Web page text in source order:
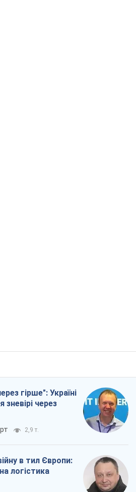
гірше": Україні
зневірі через
2,9 т.
в тил Європи:
логістика